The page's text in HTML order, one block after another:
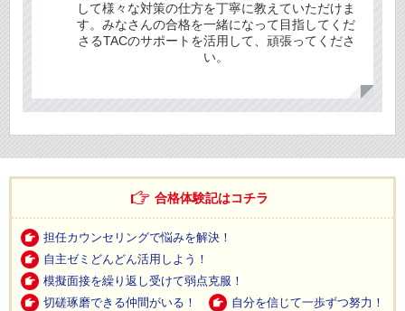
して様々な対策の仕方を丁寧に教えていただけま
す。みなさんの合格を一緒になって目指してくだ
さるTACのサポートを活用して、頑張ってくださ
い。
合格体験記はコチラ
担任カウンセリングで悩みを解決！
自主ゼミどんどん活用しよう！
模擬面接を繰り返し受けて弱点克服！
切磋琢磨できる仲間がいる！
自分を信じて一歩ずつ努力！